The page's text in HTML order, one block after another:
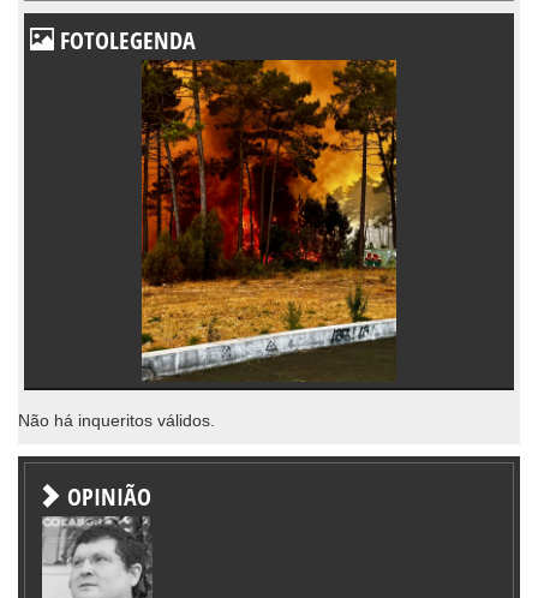
FOTOLEGENDA
Não há inqueritos válidos.
OPINIÃO